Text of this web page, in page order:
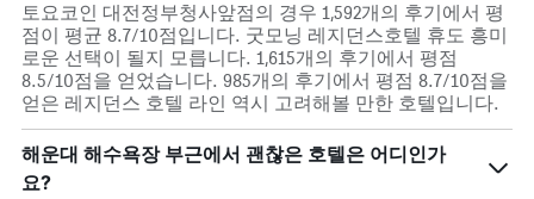
토요코인 대전정부청사앞점의 경우 1,592개의 후기에서 평
점이 평균 8.7/10점입니다. 굿모닝 레지던스호텔 휴도 흥미
로운 선택이 될지 모릅니다. 1,615개의 후기에서 평점
8.5/10점을 얻었습니다. 985개의 후기에서 평점 8.7/10점을
얻은 레지던스 호텔 라인 역시 고려해볼 만한 호텔입니다.
해운대 해수욕장 부근에서 괜찮은 호텔은 어디인가
요?